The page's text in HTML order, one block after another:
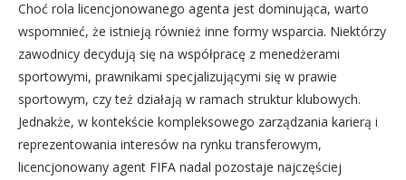
Choć rola licencjonowanego agenta jest dominująca, warto
wspomnieć, że istnieją również inne formy wsparcia. Niektórzy
zawodnicy decydują się na współpracę z menedżerami
sportowymi, prawnikami specjalizującymi się w prawie
sportowym, czy też działają w ramach struktur klubowych.
Jednakże, w kontekście kompleksowego zarządzania karierą i
reprezentowania interesów na rynku transferowym,
licencjonowany agent FIFA nadal pozostaje najczęściej